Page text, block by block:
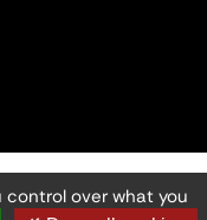
over what you